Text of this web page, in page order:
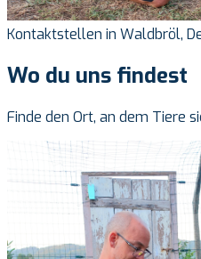
Kontaktstellen in Waldbröl,
Wo du uns findest
Finde den Ort, an dem Tiere